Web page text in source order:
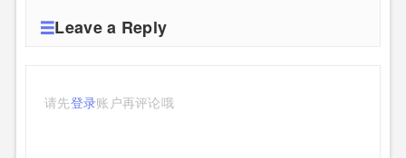
Leave a Reply
请先登录账户再评论哦